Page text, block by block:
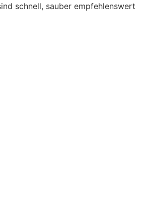
schnell, sauber empfehlenswert